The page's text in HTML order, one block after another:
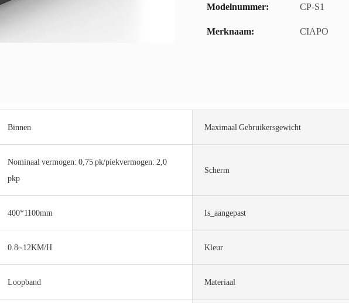
Modelnummer:
CP-S1
Merknaam: CIAPO
Binnen Maximaal Gebruikersgewicht
Nominaal vermogen: 0,75 pk/piekvermogen: 2,0
pkp
Scherm
400*1100mm Is_aangepast
0.8~12KM/H Kleur
Loopband Materiaal